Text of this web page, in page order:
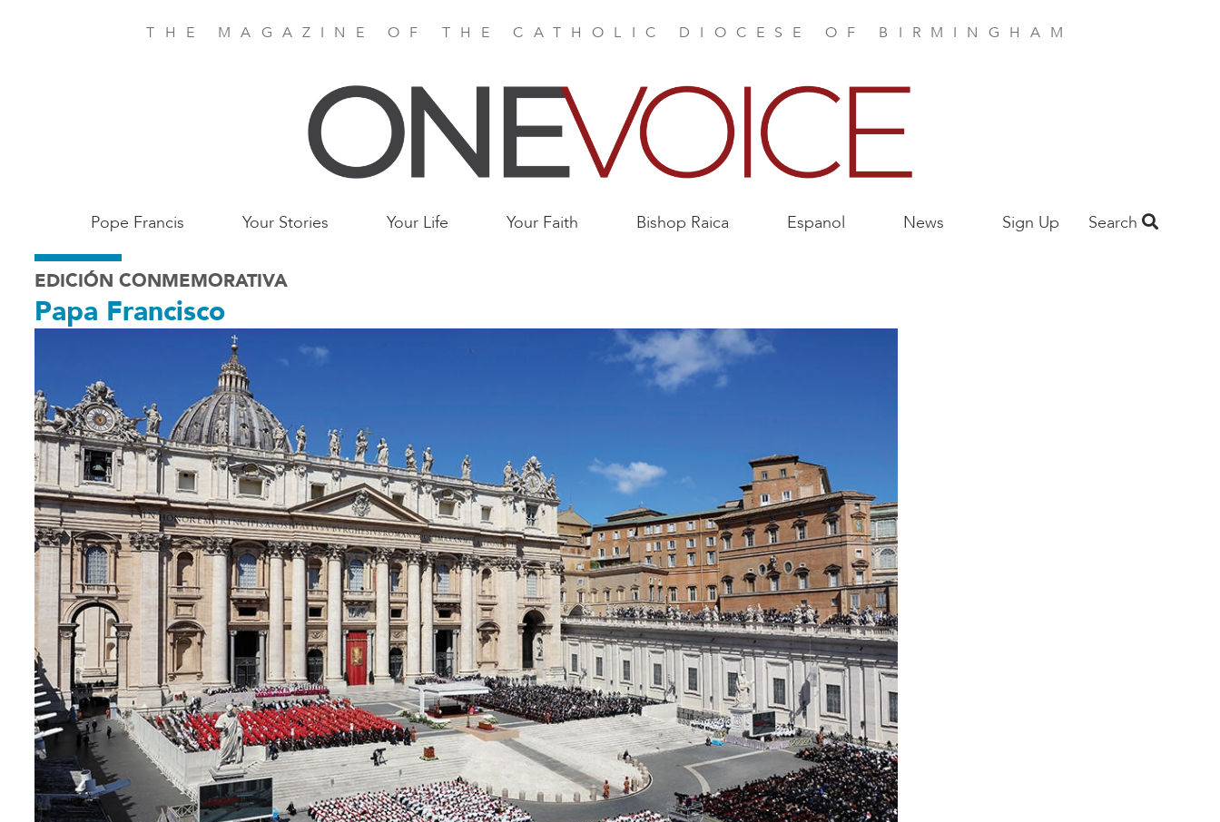
THE MAGAZINE OF THE CATHOLIC DIOCESE OF BIRMINGHAM
Main
Birmingham
Pope Francis Your Stories Your Life Your Faith Bishop Raica Espanol News Sign Up Search
EDICIÓN CONMEMORATIVA
Papa Francisco